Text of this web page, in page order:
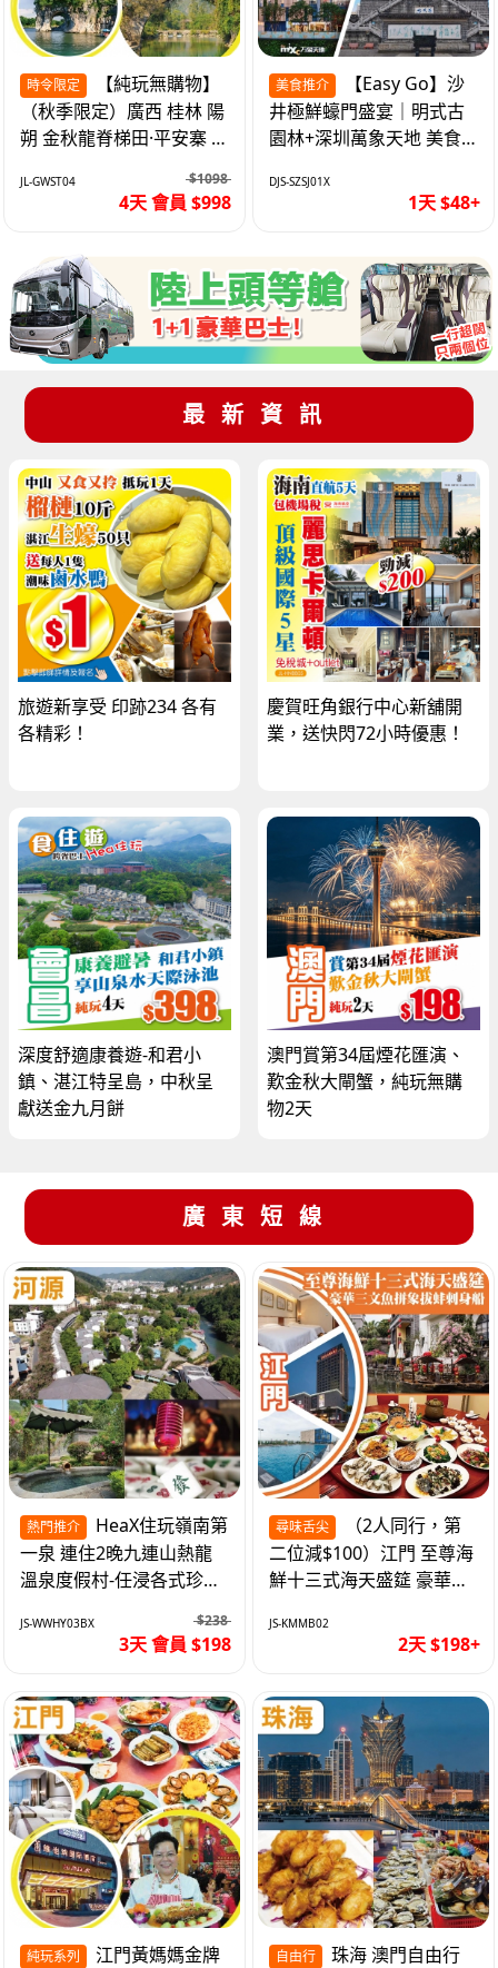
時令限定
（秋季限定）廣西 桂林 陽
朔 金秋龍脊梯田·平安寨 城
4天
JL-GWST04 $1098
4天 會員 $998
美食推介
井極鮮蠔門盛宴｜明式古
園林+深圳萬象天地 美食
DJS-SZSJ01X
1天 $48+
最新資訊
旅遊新享受 印跡234 各有
各精彩！
慶賀旺角銀行中心新舖開
業，送快閃72小時優惠！
深度舒適康養遊-和君小
鎮、湛江特呈島，中秋呈
獻送金九月餅
澳門賞第34屆煙花匯演、
歎金秋大閘蟹，純玩無購
物2天
廣東短線
熱門推介
一泉 連住2晚九連山熱龍
溫泉度假村-任浸各式珍稀
JS-WWHY03BX $238
3天 會員 $198
尋味舌尖
二位減$100）江門 至尊海
鮮十三式海天盛筵 豪華三
2天
JS-KMMB02
2天 $198+
純玩系列 自由行